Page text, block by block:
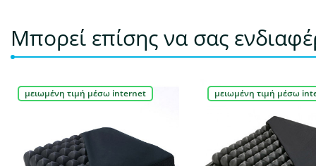
Μπορεί επίσης να σας
μειωμένη τιμή μέσω internet μειωμένη τιμή μέσω